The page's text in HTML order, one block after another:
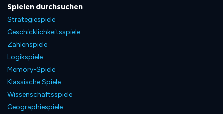
Spielen durchsuchen
Strategiespiele
Geschicklichkeitsspiele
Zahlenspiele
Logikspiele
Memory-Spiele
Klassische Spiele
Wissenschaftsspiele
Geographiespiele